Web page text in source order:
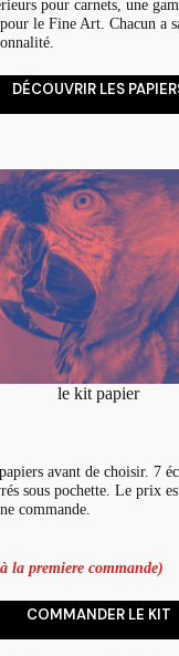
pour carnets, une
le Fine Art. Chacun a
DÉCOUVRIR LES
le kit papier
avant de choisir. 7
sous pochette. Le prix
commande.
la premiere commande)
COMMANDER LE KIT